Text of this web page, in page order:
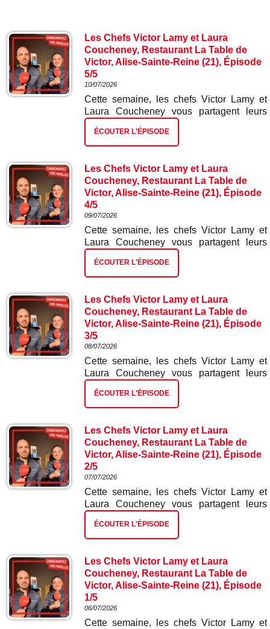
Les Chefs Victor Lamy et Laura
Coucheney, Restaurant La Table de
Victor, Alise-Sainte-Reine (21), Épisode
5/5
10/07/2026
Cette semaine, les chefs Victor Lamy et
Laura Coucheney vous partagent leurs
meilleures recettes. Dans ce cinquième et
dernier épisode : miel fromage blanc et
houblon.
ÉCOUTER L'ÉPISODE
Les Chefs Victor Lamy et Laura
Coucheney, Restaurant La Table de
Victor, Alise-Sainte-Reine (21), Épisode
4/5
09/07/2026
Cette semaine, les chefs Victor Lamy et
Laura Coucheney vous partagent leurs
meilleures recettes. Dans ce quatrième
épisode : mignon de porcs et sa purée de
pois chiches et ses mini navets japonais.
ÉCOUTER L'ÉPISODE
Les Chefs Victor Lamy et Laura
Coucheney, Restaurant La Table de
Victor, Alise-Sainte-Reine (21), Épisode
3/5
08/07/2026
Cette semaine, les chefs Victor Lamy et
Laura Coucheney vous partagent leurs
meilleures recettes. Dans ce troisième
épisode : truite et ses mini légumes.
ÉCOUTER L'ÉPISODE
Les Chefs Victor Lamy et Laura
Coucheney, Restaurant La Table de
Victor, Alise-Sainte-Reine (21), Épisode
2/5
07/07/2026
Cette semaine, les chefs Victor Lamy et
Laura Coucheney vous partagent leurs
meilleures recettes. Dans ce deuxième
épisode : chorizo mini betterave.
ÉCOUTER L'ÉPISODE
Les Chefs Victor Lamy et Laura
Coucheney, Restaurant La Table de
Victor, Alise-Sainte-Reine (21), Épisode
1/5
06/07/2026
Cette semaine, les chefs Victor Lamy et